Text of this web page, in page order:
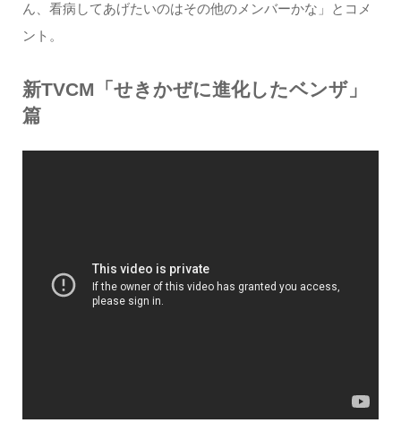
ん、看病してあげたいのはその他のメンバーかな」とコメ
ント。
新TVCM「せきかぜに進化したベンザ」
篇